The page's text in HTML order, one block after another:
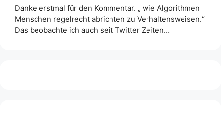
Danke erstmal für den Kommentar. „ wie Algorithmen
Menschen regelrecht abrichten zu Verhaltensweisen.“
Das beobachte ich auch seit Twitter Zeiten…